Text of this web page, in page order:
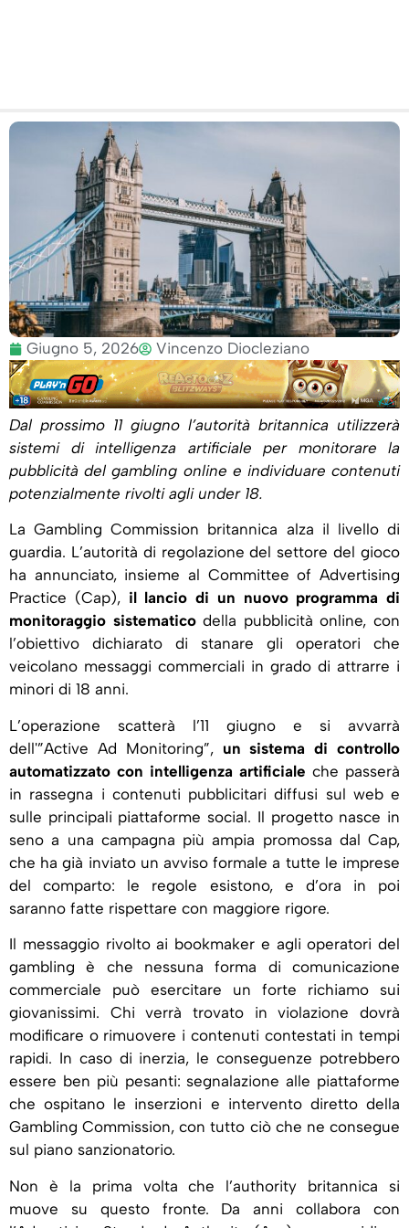
Giugno 5, 2026 Vincenzo Diocleziano
Dal prossimo 11 giugno l’autorità britannica utilizzerà
sistemi di intelligenza artificiale per monitorare la
pubblicità del gambling online e individuare contenuti
potenzialmente rivolti agli under 18.
La Gambling Commission britannica alza il livello di
guardia. L’autorità di regolazione del settore del gioco
ha annunciato, insieme al Committee of Advertising
Practice (Cap), il lancio di un nuovo programma di
monitoraggio sistematicodella pubblicità online, con
l’obiettivo dichiarato di stanare gli operatori che
veicolano messaggi commerciali in grado di attrarre i
minori di 18 anni.
L’operazione scatterà l’11 giugno e si avvarrà
dell'”Active Ad Monitoring”, un sistema di controllo
automatizzato con intelligenza artificiale che passerà
in rassegna i contenuti pubblicitari diffusi sul web e
sulle principali piattaforme social. Il progetto nasce in
seno a una campagna più ampia promossa dal Cap,
che ha già inviato un avviso formale a tutte le imprese
del comparto: le regole esistono, e d’ora in poi
saranno fatte rispettare con maggiore rigore.
Il messaggio rivolto ai bookmaker e agli operatori del
gambling è che nessuna forma di comunicazione
commerciale può esercitare un forte richiamo sui
giovanissimi. Chi verrà trovato in violazione dovrà
modificare o rimuovere i contenuti contestati in tempi
rapidi. In caso di inerzia, le conseguenze potrebbero
essere ben più pesanti: segnalazione alle piattaforme
che ospitano le inserzioni e intervento diretto della
Gambling Commission, con tutto ciò che ne consegue
sul piano sanzionatorio.
Non è la prima volta che l’authority britannica si
muove su questo fronte. Da anni collabora con